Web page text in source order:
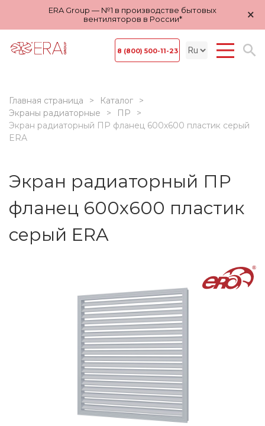
ERA Group — №1 в производстве бытовых
вентиляторов в России*
×
8 (800) 500-11-23
Главная страница
Каталог
Экраны радиаторные
ПР
Экран радиаторный ПР фланец 600х600 пластик серый
ERA
Экран радиаторный ПР
фланец 600х600 пластик
серый ERA